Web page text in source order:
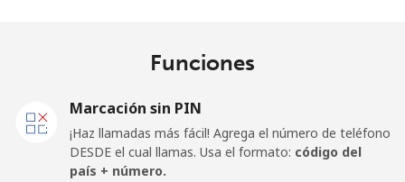
⁦9.5¢⁩
105 min por
Celular
⁦$10⁩
Funciones
Marcación sin PIN
¡Haz llamadas más fácil! Agrega el número de teléfono
DESDE el cual llamas. Usa el formato: código del
país + número.